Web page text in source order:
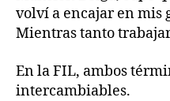
volví a encajar en mis
Mientras tanto
En la FIL, ambos
intercambiables.